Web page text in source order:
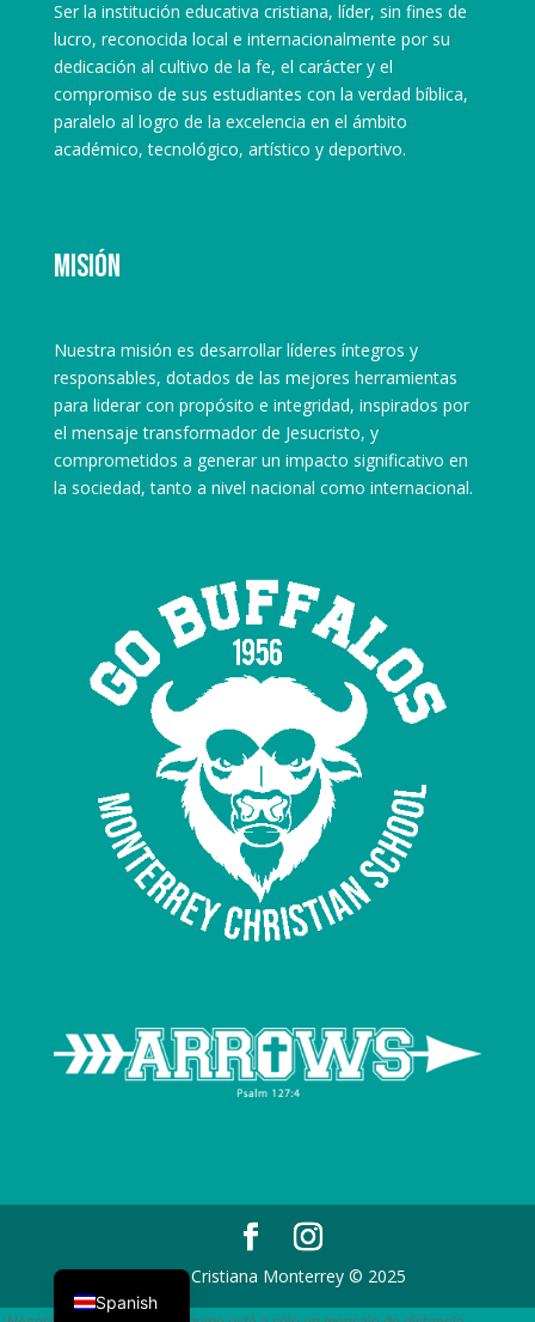
Ser la institución educativa cristiana, líder, sin fines de
lucro, reconocida local e internacionalmente por su
dedicación al cultivo de la fe, el carácter y el
compromiso de sus estudiantes con la verdad bíblica,
paralelo al logro de la excelencia en el ámbito
académico, tecnológico, artístico y deportivo.
Misión
Nuestra misión es desarrollar líderes íntegros y
responsables, dotados de las mejores herramientas
para liderar con propósito e integridad, inspirados por
el mensaje transformador de Jesucristo, y
comprometidos a generar un impacto significativo en
la sociedad, tanto a nivel nacional como internacional.
Escuela Cristiana Monterrey © 2025
Spanish